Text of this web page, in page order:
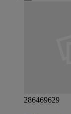
286469629